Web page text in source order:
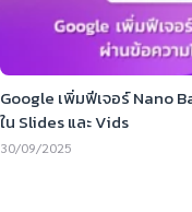
Google เพิ่มฟีเจอร์ Nano
ใน Slides และ Vids
30/09/2025